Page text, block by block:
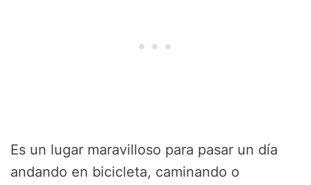
Es un lugar maravilloso para pasar un día
andando en bicicleta, caminando o